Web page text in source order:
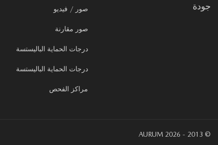
صور / فيديو
صور مقارنة
درجات الحماية الباليستسة
درجات الحماية الباليستسة
مراكز الفحص